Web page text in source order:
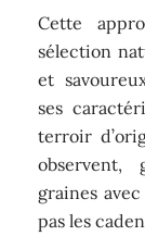
Cette
sélection
et
ses
terroir
observent,
graines
pas les